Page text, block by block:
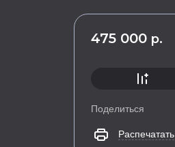
475 000 р.
Поделиться
Распечатать